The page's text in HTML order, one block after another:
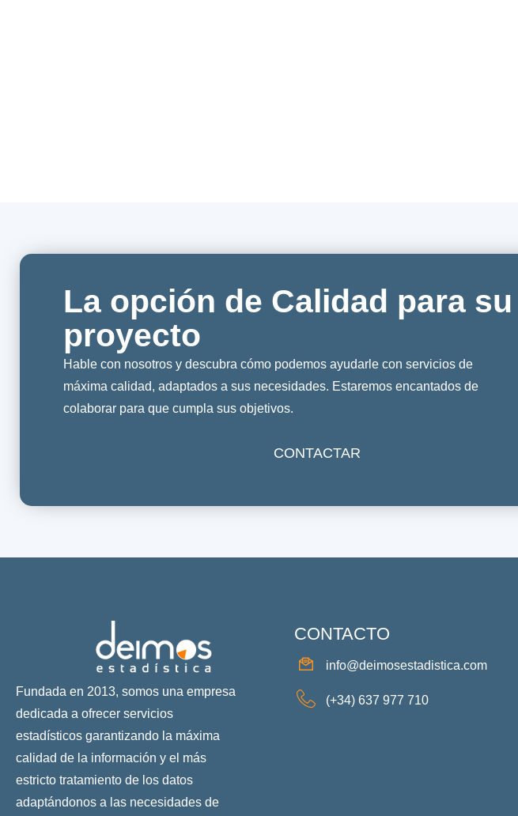
La opción de Calidad para su
proyecto
Hable con nosotros y descubra cómo podemos ayudarle con servicios de
máxima calidad, adaptados a sus necesidades. Estaremos encantados de
colaborar para que cumpla sus objetivos.
CONTACTAR
Fundada en 2013, somos una empresa
dedicada a ofrecer servicios
estadísticos garantizando la máxima
calidad de la información y el más
estricto tratamiento de los datos
adaptándonos a las necesidades de
CONTACTO
info@deimosestadistica.com
(+34) 637 977 710